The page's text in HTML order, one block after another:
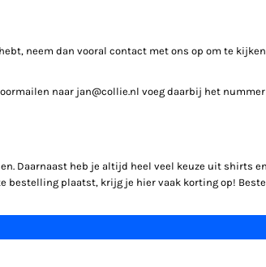
neem dan vooral contact met ons op om te
naar jan@collie.nl voeg daarbij het
Daarnaast heb je altijd heel veel keuze uit shirts
bestelling plaatst, krijg je hier vaak korting op!